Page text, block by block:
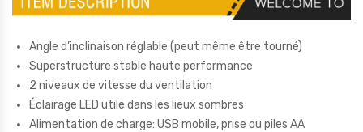
Angle d’inclinaison réglable (peut même être tourné)
Superstructure stable haute performance
2 niveaux de vitesse du ventilation
Éclairage LED utile dans les lieux sombres
Alimentation de charge: USB mobile, prise ou piles AA